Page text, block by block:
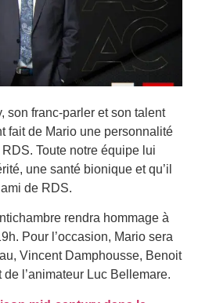
son franc-parler et son talent
fait de Mario une personnalité
Toute notre équipe lui
une santé bionique et qu’il
de RDS.
rendra hommage à
Pour l’occasion, Mario sera
Vincent Damphousse, Benoit
l’animateur Luc Bellemare.